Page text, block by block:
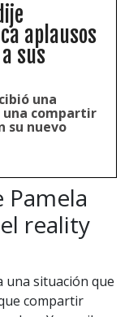
aplausos
sus
una
una compartir
su nuevo
reality
una situación que
compartir